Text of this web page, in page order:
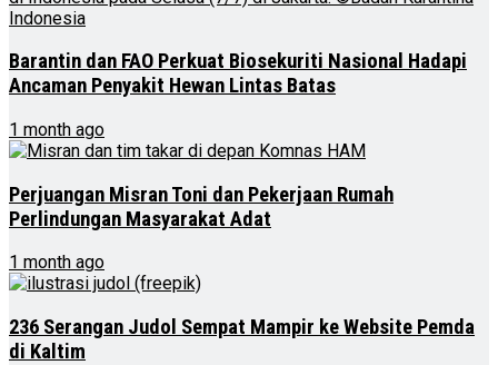
Barantin dan FAO Perkuat Biosekuriti Nasional Hadapi
Ancaman Penyakit Hewan Lintas Batas
1 month ago
Perjuangan Misran Toni dan Pekerjaan Rumah
Perlindungan Masyarakat Adat
1 month ago
236 Serangan Judol Sempat Mampir ke Website Pemda
di Kaltim